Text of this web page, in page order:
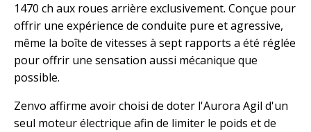
1470 ch aux roues arrière exclusivement. Conçue pour
offrir une expérience de conduite pure et agressive,
même la boîte de vitesses à sept rapports a été réglée
pour offrir une sensation aussi mécanique que
possible.
Zenvo affirme avoir choisi de doter l'Aurora Agil d'un
seul moteur électrique afin de limiter le poids et de